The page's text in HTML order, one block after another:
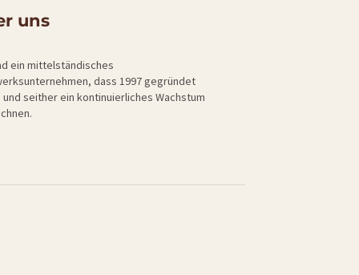
uns
ein mittelständisches
dass 1997 gegründet
seither ein kontinuierliches Wachstum